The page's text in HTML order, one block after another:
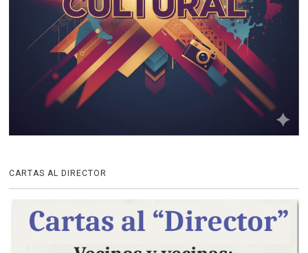
CARTAS AL DIRECTOR